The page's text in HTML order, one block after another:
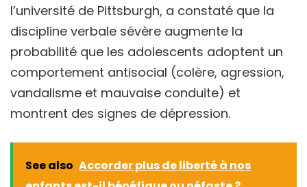
l’université de Pittsburgh, a constaté que la
discipline verbale sévère augmente la
probabilité que les adolescents adoptent un
comportement antisocial (colère, agression,
vandalisme et mauvaise conduite) et
montrent des signes de dépression.
See also Accorder plus de liberté à nos